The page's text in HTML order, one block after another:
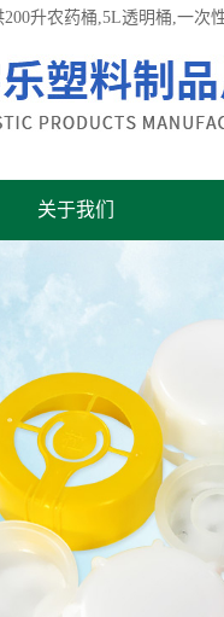
200升农药桶,5L透明桶,一次
关于我们